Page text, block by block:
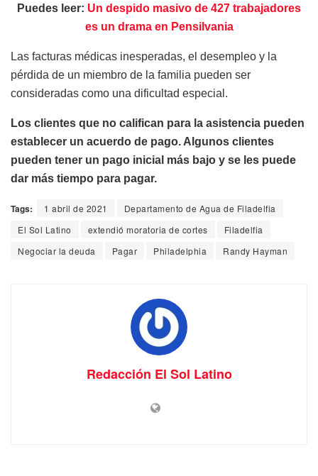
Puedes leer: Un despido masivo de 427 trabajadores
es un drama en Pensilvania
Las facturas médicas inesperadas, el desempleo y la
pérdida de un miembro de la familia pueden ser
consideradas como una dificultad especial.
Los clientes que no califican para la asistencia pueden
establecer un acuerdo de pago. Algunos clientes
pueden tener un pago inicial más bajo y se les puede
dar más tiempo para pagar.
Tags: 1 abril de 2021
Departamento de Agua de Filadelfia
El Sol Latino
extendió moratoria de cortes
Filadelfia
Negociar la deuda
Pagar Philadelphia Randy Hayman
Redacción El Sol Latino